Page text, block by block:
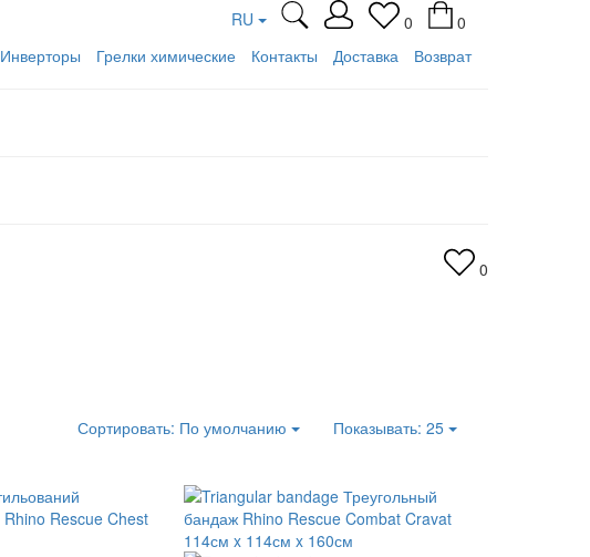
0 0
RU
Инверторы Грелки химические Контакты Доставка Возврат
0
Сортировать: По умолчанию Показывать: 25